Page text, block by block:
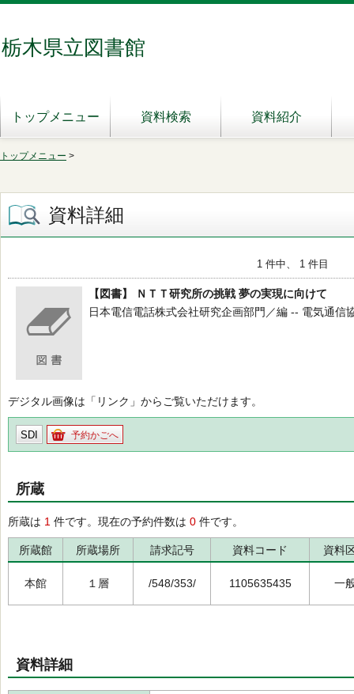
栃木県立図書館
トップメニュー 資料検索 資料紹介
トップメニュー >
資料詳細
1 件中、 1 件目
【図書】 ＮＴＴ研究所の挑戦 夢の実現に向けて
日本電信電話株式会社研究企画部門／編 -- 電気通信
デジタル画像は「リンク」からご覧いただけます。
SDI 予約かごへ
所蔵
所蔵は 1 件です。現在の予約件数は 0 件です。
所蔵館 所蔵場所 請求記号 資料コード 資料
本館 １層 /548/353/ 1105635435 一
資料詳細